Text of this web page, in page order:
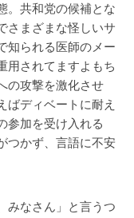
。共和党の候補とな
さまざまな怪しいサ
知られる医師のメー
用されてますよもち
の攻撃を激化させ
ばディベートに耐え
参加を受け入れる
つかず、言語に不安
みなさん」と言うつ